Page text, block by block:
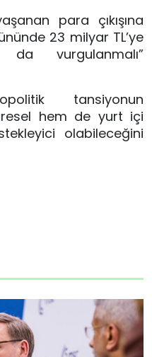
para çıkışına
23 milyar TL’ye
vurgulanmalı”
tansiyonun
hem de yurt içi
olabileceğini